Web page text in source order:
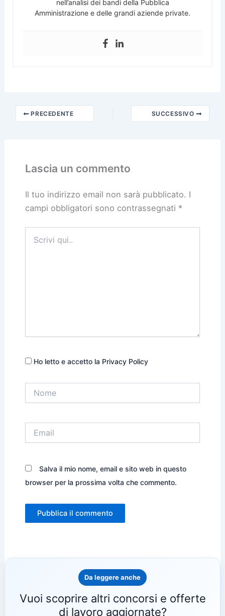
nell’analisi dei bandi della Pubblica
Amministrazione e delle grandi aziende private.
PRECEDENTE SUCCESSIVO
Lascia un commento
Il tuo indirizzo email non sarà pubblicato. I
campi obbligatori sono contrassegnati *
qui..
Ho letto e accetto la Privacy Policy
Salva il mio nome, email e sito web in questo
browser per la prossima volta che commento.
Da leggere anche
Vuoi scoprire altri concorsi e offerte
di lavoro aggiornate?